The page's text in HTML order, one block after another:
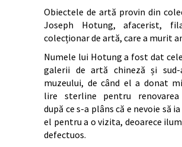
Obiectele de artă provin din
Joseph Hotung, afacerist,
colecționar de artă, care a murit
Numele lui Hotung a fost dat
galerii de artă chineză și sud-
muzeului, de când el a donat
lire sterline pentru renovarea
după ce s-a plâns că e nevoie să
el pentru a o vizita, deoarece
defectuos.